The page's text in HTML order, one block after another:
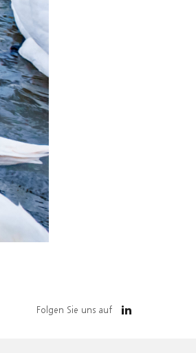
Folgen Sie uns auf